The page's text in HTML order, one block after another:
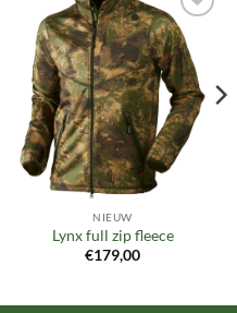
Toevoegen
aan
verlanglijst
NIEUW
Lynx full zip fleece
€179,00